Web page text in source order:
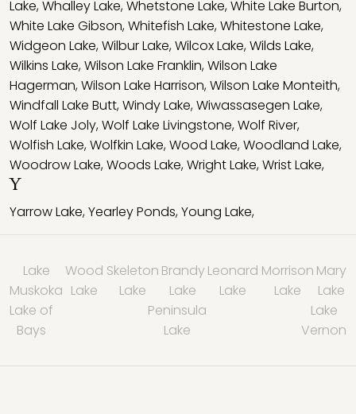
Lake,Whalley Lake,Whetstone Lake,White Lake Burton,
White Lake Gibson,Whitefish Lake,Whitestone Lake,
Widgeon Lake,Wilbur Lake,Wilcox Lake,Wilds Lake,
Wilkins Lake,Wilson Lake Franklin,Wilson Lake
Hagerman,Wilson Lake Harrison,Wilson Lake Monteith,
Windfall Lake Butt,Windy Lake,Wiwassasegen Lake,
Wolf Lake Joly,Wolf Lake Livingstone,Wolf River,
Wolfish Lake,Wolfkin Lake,Wood Lake,Woodland Lake,
Woodrow Lake,Woods Lake,Wright Lake,Wrist Lake,
Y
Yarrow Lake,Yearley Ponds,Young Lake,
Lake
Muskoka
Wood
Lake
Skeleton
Lake
Brandy
Lake
Leonard
Lake
Morrison
Lake
Mary
Lake
Lake of
Bays
Peninsula
Lake
Lake
Vernon